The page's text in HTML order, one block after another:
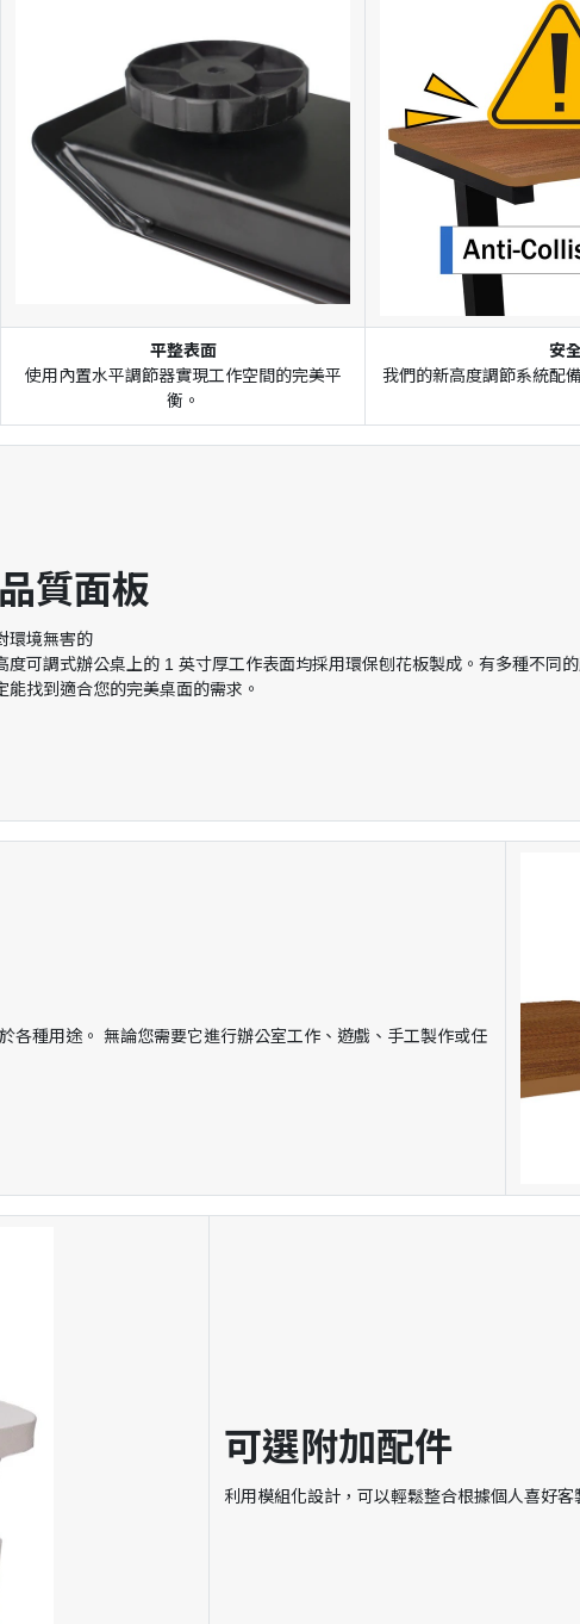
平整表面
使用內置水平調節器實現工作空間的完美平
衡。
安
我們的新高度調節系統配
質面板
環境無害的
度可調式辦公桌上的 1 英寸厚工作表面均採用環保刨花板製成。有多種不同
能找到適合您的完美桌面的需求。
各種用途。 無論您需要它進行辦公室工作、遊戲、手工製作或任
可選附加配件
利用模組化設計，可以輕鬆整合根據個人喜好客